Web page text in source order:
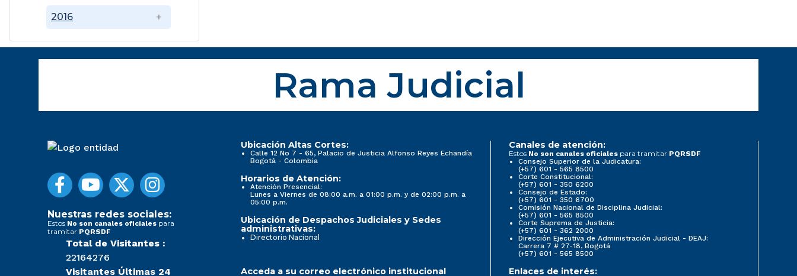
2016
Rama Judicial
Nuestras redes sociales:
Estos No son canales oficiales para
tramitar PQRSDF
Total de Visitantes :
22164276
Visitantes Últimas 24
Ubicación Altas Cortes:
Calle 12 No 7 - 65, Palacio de Justicia Alfonso Reyes Echandía
Bogotá - Colombia
Horarios de Atención:
Atención Presencial:
Lunes a Viernes de 08:00 a.m. a 01:00 p.m. y de 02:00 p.m. a
05:00 p.m.
Ubicación de Despachos Judiciales y Sedes
administrativas:
Directorio Nacional
Canales de atención:
Estos No son canales oficiales para tramitar PQRSDF
Consejo Superior de la Judicatura:
(+57) 601 - 565 8500
Corte Constitucional:
(+57) 601 - 350 6200
Consejo de Estado:
(+57) 601 - 350 6700
Comisión Nacional de Disciplina Judicial:
(+57) 601 - 565 8500
Corte Suprema de Justicia:
(+57) 601 - 362 2000
Dirección Ejecutiva de Administración Judicial - DEAJ:
Carrera 7 # 27-18, Bogotá
(+57) 601 - 565 8500
Acceda a su correo electrónico institucional Enlaces de interés: